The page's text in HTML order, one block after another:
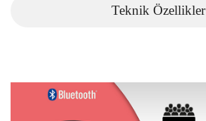
Teknik Özellikler